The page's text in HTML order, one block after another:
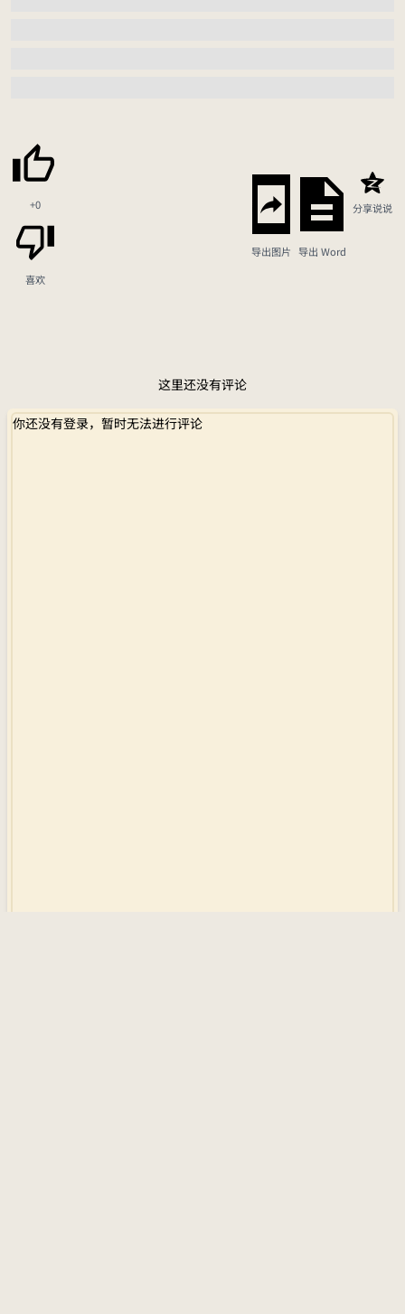
+0
喜欢
导出图片 导出 Word
分享说说
这里还没有评论
你还没有登录，暂时无法进行评论